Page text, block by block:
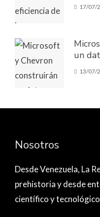
17/07/
un
13/07/
Nosotros
Desde Venezuela, La
prehistoria y desde
científico y